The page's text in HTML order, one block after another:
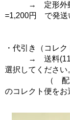
→ 定形外郵便
=1,200円 で発送
・代引き（コレ
→ 送料(1100円
選択してください
（ 配送方法
のコレクト便を